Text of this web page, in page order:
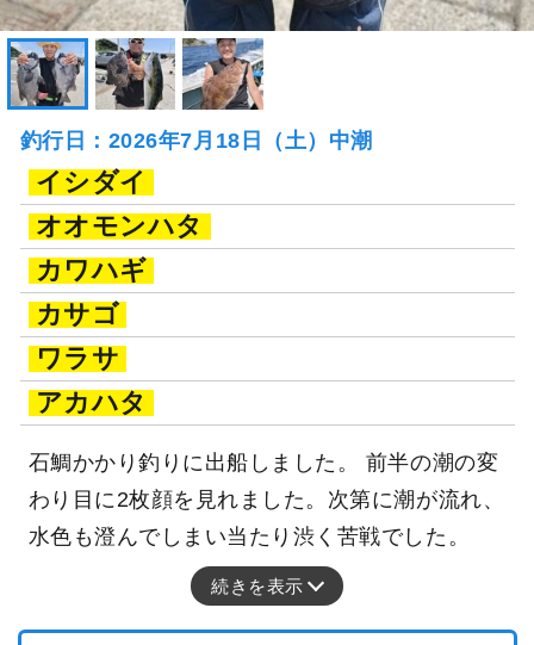
釣行日：2026年7月18日（土）中潮
イシダイ
オオモンハタ
カワハギ
カサゴ
ワラサ
アカハタ
石鯛かかり釣りに出船しました。 前半の潮の変
わり目に2枚顔を見れました。次第に潮が流れ、
水色も澄んでしまい当たり渋く苦戦でした。
続きを表示